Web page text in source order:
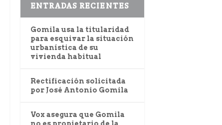
ENTRADAS RECIENTES
Gomila usa la titularidad
para esquivar la situación
urbanística de su
vivienda habitual
Rectificación solicitada
por José Antonio Gomila
Vox asegura que Gomila